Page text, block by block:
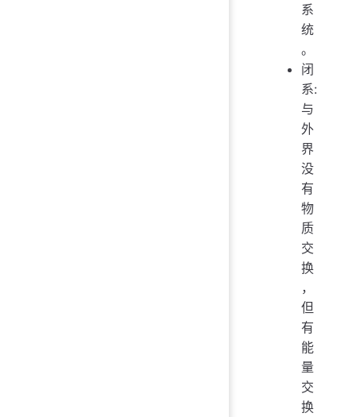
系
统
。
闭
系:
与
外
界
没
有
物
质
交
换
，
但
有
能
量
交
换